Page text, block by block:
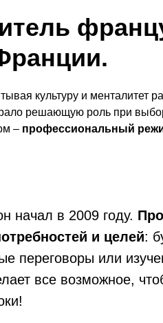
культуру и менталитет
решающую роль при
– профессиональный
начал в 2009 году.
и целей:
переговоры или
все возможное,